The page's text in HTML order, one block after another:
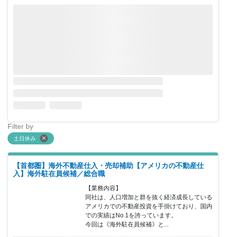
Filter by
土日休み
【首都圏】海外不動産仕入・売却補助【アメリカの不動産仕
入】海外駐在員候補／総合職
【業務内容】
同社は、人口増加と群を抜く経済成長している
アメリカでの不動産投資を手掛けており、国内
での実績はNo.1を誇っています。
今回は《海外駐在員候補》と...